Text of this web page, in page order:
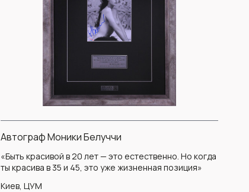
Автограф Моники Белуччи
«Быть ​​красивой в 20 лет — это естественно. Но когда
ты красива в 35 и 45, это уже жизненная позиция»
Киев, ЦУМ